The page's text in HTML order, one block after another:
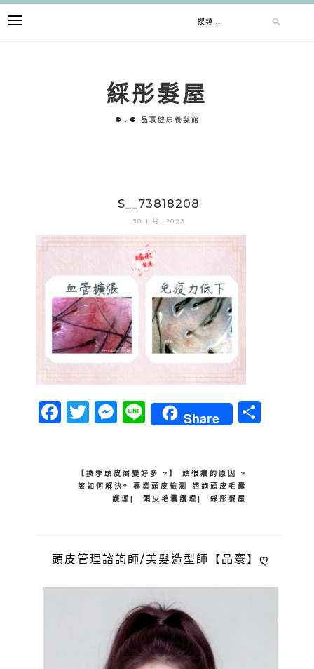
關
綵彤髮屋
⚈⌄⚈ 品寰健康養髮館
S__73818208
30 1 月, 2023
Facebook
Twitter
Messenger
LineShare
分
【換季頭皮屑變好多 ?】 頭很癢的原因 ?
該如何解決? 專業頭皮檢測 諮詢頭皮毛囊
護理| 頭皮毛囊護理| 綵彤髮屋
頭皮管理諮詢師/美髮造型師【品寰】ღ